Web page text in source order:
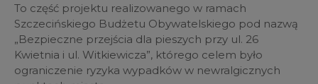
To część projektu realizowanego w ramach
Szczecińskiego Budżetu Obywatelskiego pod nazwą
„Bezpieczne przejścia dla pieszych przy ul. 26
Kwietnia i ul. Witkiewicza”, którego celem było
ograniczenie ryzyka wypadków w newralgicznych